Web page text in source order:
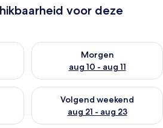
voor deze
voor vanavond aug 9 - aug
Morgen
aug 10 - aug 11
De beschikbaarheid
voor dit weekend aug 14 -
Volgend weekend
aug 21 - aug 23
De beschikbaarheid